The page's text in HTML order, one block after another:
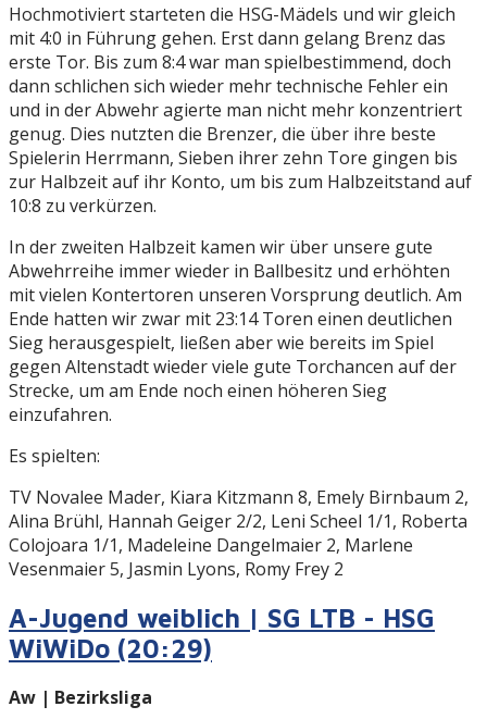
Hochmotiviert starteten die HSG-Mädels und wir gleich
mit 4:0 in Führung gehen. Erst dann gelang Brenz das
erste Tor. Bis zum 8:4 war man spielbestimmend, doch
dann schlichen sich wieder mehr technische Fehler ein
und in der Abwehr agierte man nicht mehr konzentriert
genug. Dies nutzten die Brenzer, die über ihre beste
Spielerin Herrmann, Sieben ihrer zehn Tore gingen bis
zur Halbzeit auf ihr Konto, um bis zum Halbzeitstand auf
10:8 zu verkürzen.
In der zweiten Halbzeit kamen wir über unsere gute
Abwehrreihe immer wieder in Ballbesitz und erhöhten
mit vielen Kontertoren unseren Vorsprung deutlich. Am
Ende hatten wir zwar mit 23:14 Toren einen deutlichen
Sieg herausgespielt, ließen aber wie bereits im Spiel
gegen Altenstadt wieder viele gute Torchancen auf der
Strecke, um am Ende noch einen höheren Sieg
einzufahren.
Es spielten:
TV Novalee Mader, Kiara Kitzmann 8, Emely Birnbaum 2,
Alina Brühl, Hannah Geiger 2/2, Leni Scheel 1/1, Roberta
Colojoara 1/1, Madeleine Dangelmaier 2, Marlene
Vesenmaier 5, Jasmin Lyons, Romy Frey 2
A-Jugend weiblich | SG LTB - HSG
WiWiDo (20:29)
Aw | Bezirksliga